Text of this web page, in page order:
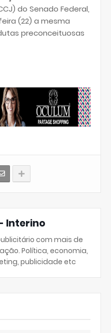
do Senado Federal,
(22) a mesma
preconceituosas
Interino
com mais de
Política, economia,
publicidade etc